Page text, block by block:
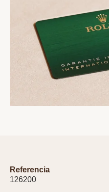
Referencia
126200